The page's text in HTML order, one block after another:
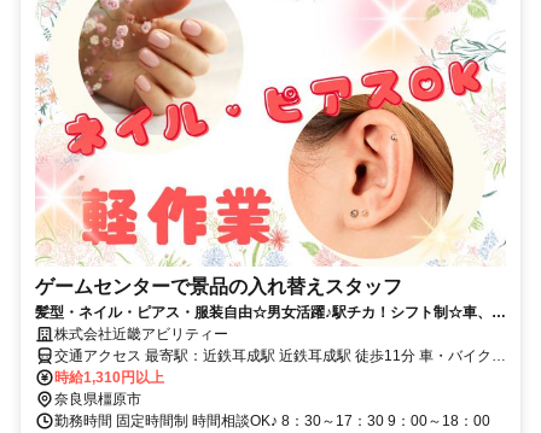
ゲームセンターで景品の入れ替えスタッフ
髪型・ネイル・ピアス・服装自由☆男女活躍♪駅チカ！シフト制☆車、バ
イク通勤OK
株式会社近畿アビリティー
交通アクセス 最寄駅：近鉄耳成駅 近鉄耳成駅 徒歩11分 車・バイク通
勤もOK 桜井市、天理市、磯城郡田原本町・大和高田市・高市郡高取
町、吉野郡大淀町からもアクセス良好です☆
時給1,310円以上
奈良県橿原市
勤務時間 固定時間制 時間相談OK♪ 8：30～17：30 9：00～18：00